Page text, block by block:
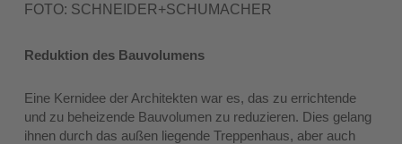
FOTO: SCHNEIDER+SCHUMACHER
Reduktion des Bauvolumens
Eine Kernidee der Architekten war es, das zu errichtende
und zu beheizende Bauvolumen zu reduzieren. Dies gelang
ihnen durch das außen liegende Treppenhaus, aber auch